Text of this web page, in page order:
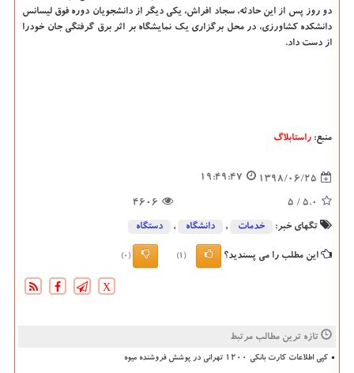
دو روز پس از این حادثه، سجاد افراش، یكی دیگر از دانشجویان دوره فوق لیسانس
دانشكده كشاورزی، در محل برگزاری یك نمایشگاه بر اثر برق گرفتگی جان خودرا
از دست داد.
منبع: راستابلاگ
1398/06/25
19:49:47
5.0
/ 5
4606
تگهای خبر: خدمات , دانشگاه‌ , دستگاه
این مطلب را می پسندید؟ (1)
(0)
X
تازه ترین مطالب مرتبط
کپی اطلاعات کارت بانکی ۱۲۰۰ تهرانی در پوشش فروشنده میوه